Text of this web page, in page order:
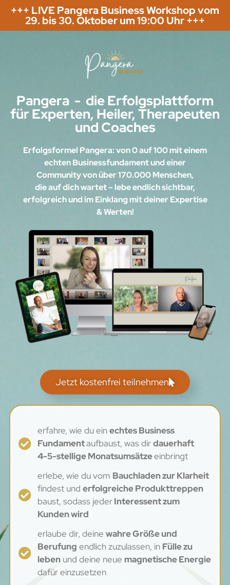
+++ LIVE Pangera Business Workshop vom
29. bis 30. Oktober um 19:00 Uhr +++
Pangera - die Erfolgsplattform
für Experten, Heiler, Therapeuten
und Coaches
Erfolgsformel Pangera: von 0 auf 100 mit einem
echten Businessfundament und einer
Community von über 170.000 Menschen,
die auf dich wartet – lebe endlich sichtbar,
erfolgreich und im Einklang mit deiner Expertise
& Werten!
Jetzt kostenfrei teilnehmen
erfahre, wie du einechtes Business
Fundamentaufbaust, was dirdauerhaft
4-5-stellige Monatsumsätzeeinbringt
erlebe, wie du vom Bauchladen zur Klarheit
findest und erfolgreiche Produkttreppen
baust, sodass jederInteressent zum
Kunden wird
erlaube dir, deine wahre Größe und
Berufung endlich zuzulassen, in Fülle zu
lebenund deine neue magnetische Energie
dafür einzusetzen